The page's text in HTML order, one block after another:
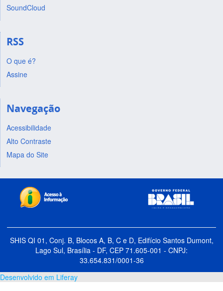
SoundCloud
RSS
O que é?
Assine
Navegação
Acessibilidade
Alto Contraste
Mapa do Site
SHIS QI 01, Conj. B, Blocos A, B, C e D, Edifício Santos Dumont,
Lago Sul, Brasília - DF, CEP 71.605-001 - CNPJ:
33.654.831/0001-36
Desenvolvido em Liferay